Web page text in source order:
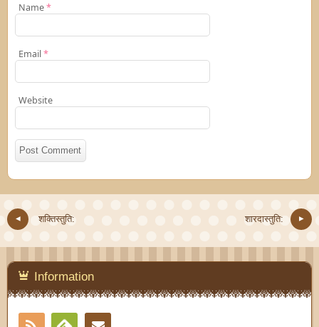
Name*
Email*
Website
शक्तिस्तुति: शारदास्तुति:
Information